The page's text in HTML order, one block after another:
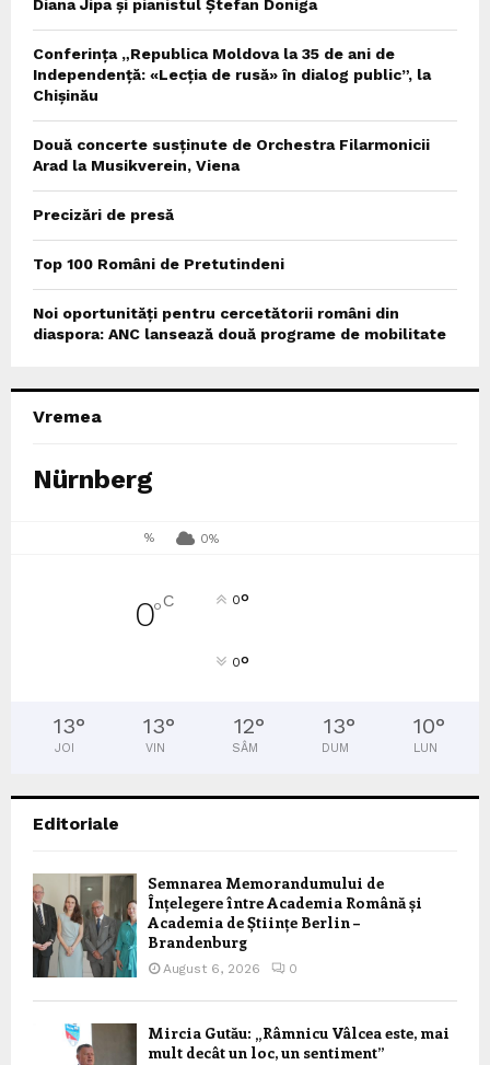
Diana Jipa și pianistul Ștefan Doniga
Conferința „Republica Moldova la 35 de ani de
Independență: «Lecția de rusă» în dialog public”, la
Chișinău
Două concerte susținute de Orchestra Filarmonicii
Arad la Musikverein, Viena
Precizări de presă
Top 100 Români de Pretutindeni
Noi oportunități pentru cercetătorii români din
diaspora: ANC lansează două programe de mobilitate
Vremea
Nürnberg
% 0%
0°C 0°
0°
13°
JOI
13°
VIN
12°
SÂM
13°
DUM
10°
LUN
Editoriale
Semnarea Memorandumului de
Înțelegere între Academia Română și
Academia de Științe Berlin –
Brandenburg
August 6, 2026 0
Mircia Gutău: „Râmnicu Vâlcea este, mai
mult decât un loc, un sentiment”